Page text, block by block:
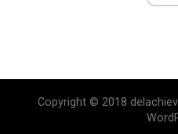
Copyright © 2018